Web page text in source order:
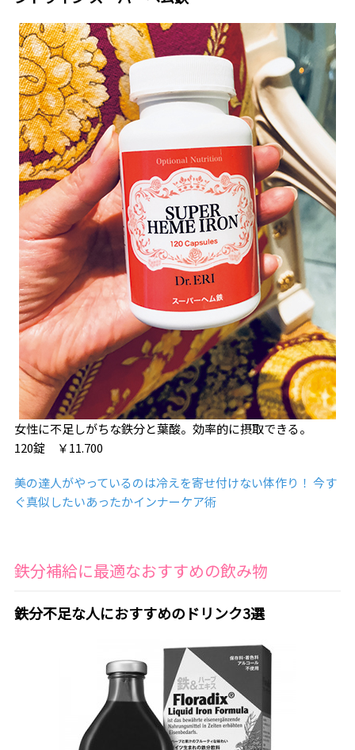
女性に不足しがちな鉄分と葉酸。効率的に摂取できる。
120錠 ￥11.700
美の達人がやっているのは冷えを寄せ付けない体作り！ 今す
ぐ真似したいあったかインナーケア術
鉄分補給に最適なおすすめの飲み物
鉄分不足な人におすすめのドリンク3選